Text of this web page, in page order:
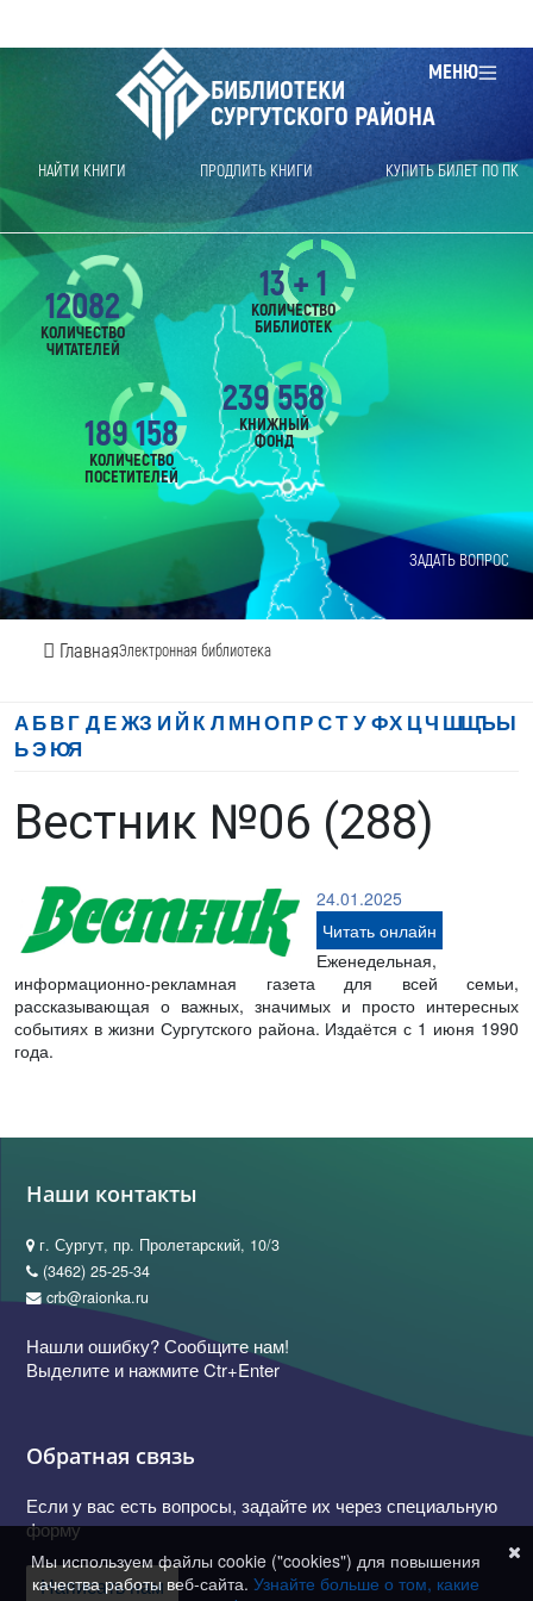
МЕНЮ
БИБЛИОТЕКИ
СУРГУТСКОГО РАЙОНА
НАЙТИ КНИГИ ПРОДЛИТЬ КНИГИ КУПИТЬ БИЛЕТ ПО ПК
ЗАДАТЬ ВОПРОС
ГлавнаяЭлектронная библиотека
12082
КОЛИЧЕСТВО
ЧИТАТЕЛЕЙ
189 158
КОЛИЧЕСТВО
ПОСЕТИТЕЛЕЙ
239 558
КНИЖНЫЙ
ФОНД
13 + 1
КОЛИЧЕСТВО
БИБЛИОТЕК
АБВГ ДЕЖЗ И Й К Л МНОП РСТ УФХ ЦЧ ШЩЪЫ
ЬЭЮЯ
Вестник №06 (288)
24.01.2025
Читать онлайн
Еженедельная,
информационно-рекламная газета для всей семьи,
рассказывающая о важных, значимых и просто интересных
событиях в жизни Сургутского района. Издаётся с 1 июня 1990
года.
Наши контакты
г. Сургут, пр. Пролетарский, 10/3
(3462) 25-25-34
crb@raionka.ru
Нашли ошибку? Сообщите нам!
Выделите и нажмите Ctr+Enter
Обратная связь
Если у вас есть вопросы, задайте их через специальную
форму
Написать нам
Мы используем файлы cookie ("cookies") для повышения
качества работы веб-сайта. Узнайте больше о том, какие